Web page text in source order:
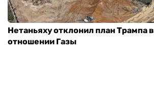
Нетаньяху отклонил план Трампа в
отношении Газы